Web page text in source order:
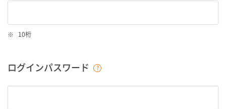
10桁
ログインパスワード